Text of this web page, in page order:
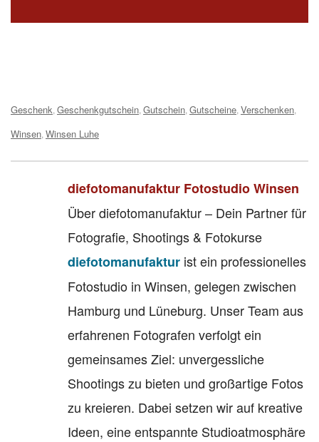
Tags:
Geschenk Geschenkgutschein Gutschein Gutscheine Verschenken
Winsen Winsen Luhe
diefotomanufaktur Fotostudio Winsen
Über diefotomanufaktur – Dein Partner für
Fotografie, Shootings & Fotokurse
diefotomanufaktur ist ein professionelles
Fotostudio in Winsen, gelegen zwischen
Hamburg und Lüneburg. Unser Team aus
erfahrenen Fotografen verfolgt ein
gemeinsames Ziel: unvergessliche
Shootings zu bieten und großartige Fotos
zu kreieren. Dabei setzen wir auf kreative
Ideen, eine entspannte Studioatmosphäre